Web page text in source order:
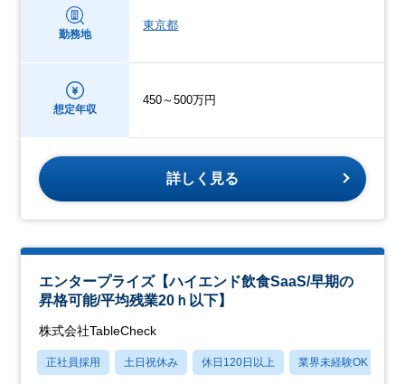
勤務地
東京都
想定年収
450～500万円
詳しく見る
エンタープライズ【ハイエンド飲食SaaS/早期の
昇格可能/平均残業20ｈ以下】
株式会社TableCheck
正社員採用 土日祝休み 休日120日以上 業界未経験OK